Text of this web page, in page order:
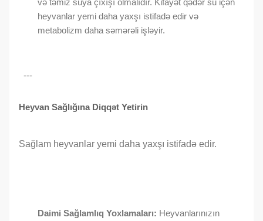
və təmiz suya çıxışı olmalıdır. Kifayət qədər su içən
heyvanlar yemi daha yaxşı istifadə edir və
metabolizm daha səmərəli işləyir.
---
Heyvan Sağlığına Diqqət Yetirin
Sağlam heyvanlar yemi daha yaxşı istifadə edir.
Daimi Sağlamlıq Yoxlamaları: Heyvanlarınızın